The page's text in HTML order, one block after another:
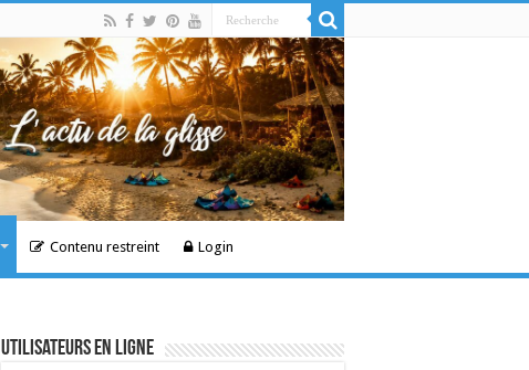
Contenu restreint Login
Utilisateurs en ligne